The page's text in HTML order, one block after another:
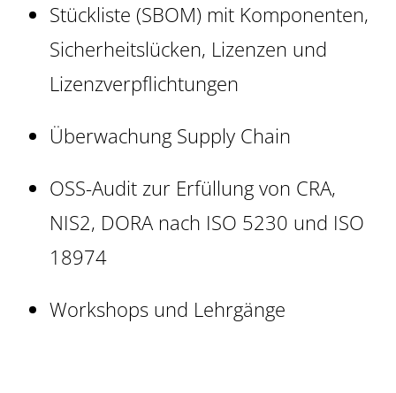
Stückliste (SBOM) mit Komponenten,
Sicherheitslücken, Lizenzen und
Lizenzverpflichtungen
Überwachung Supply Chain
OSS-Audit zur Erfüllung von CRA,
NIS2, DORA nach ISO 5230 und ISO
18974
Workshops und Lehrgänge